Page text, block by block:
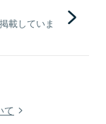
載していま
て